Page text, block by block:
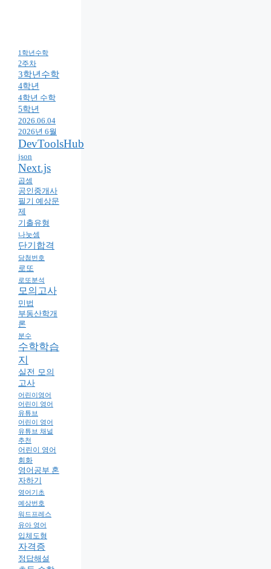
1학년수학
2주차
3학년수학
4학년
4학년 수학
5학년
2026.06.04
2026년 6월
DevToolsHub
json
Next.js
곱셈
공인중개사
필기 예상문
제
기출유형
나눗셈
단기합격
당첨번호
로또
로또분석
모의고사
민법
부동산학개
론
분수
수학학습
지
실전 모의
고사
어린이영어
어린이 영어
유튜브
어린이 영어
유튜브 채널
추천
어린이 영어
회화
영어공부 혼
자하기
영어기초
예상번호
워드프레스
유아 영어
입체도형
자격증
정답해설